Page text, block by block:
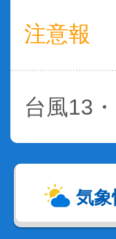
注意報
台風13
気象